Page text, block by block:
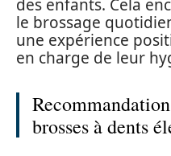
des enfants. Cela
le brossage
une expérience
en charge de leur
brosses à dents